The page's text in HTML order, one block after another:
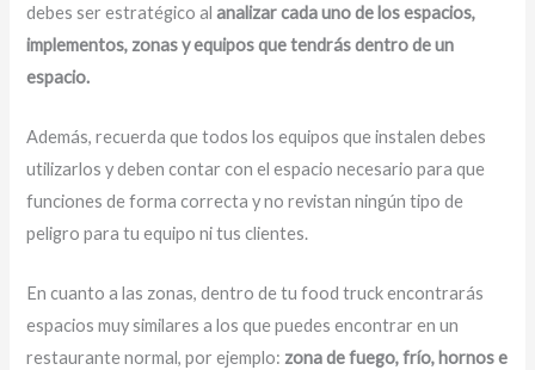
debes ser estratégico alanalizar cada uno de los espacios,
implementos, zonas y equipos que tendrás dentro de un
espacio.
Además, recuerda que todos los equipos que instalen debes
utilizarlos y deben contar con el espacio necesario para que
funciones de forma correcta y no revistan ningún tipo de
peligro para tu equipo ni tus clientes.
En cuanto a las zonas, dentro de tu food truck encontrarás
espacios muy similares a los que puedes encontrar en un
restaurante normal, por ejemplo: zona de fuego, frío, hornos e